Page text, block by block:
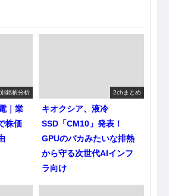
銘柄分析
｜業
株価
2chまとめ
キオクシア、液冷
SSD「CM10」発表！
GPUのバカみたいな排熱
から守る次世代AIインフ
ラ向け